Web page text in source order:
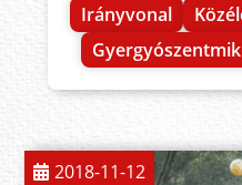
Irányvonal
2018-11-12